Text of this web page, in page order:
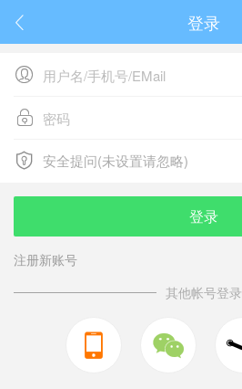
 登录


 安全提问(未设置请忽略)
安全提问(未设置请忽略)
登录
注册新账号
其他帐号登录
 